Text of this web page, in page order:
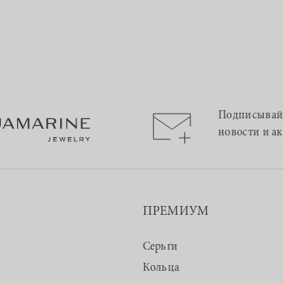
новости и
ПРЕМИУМ
Серьги
Кольца